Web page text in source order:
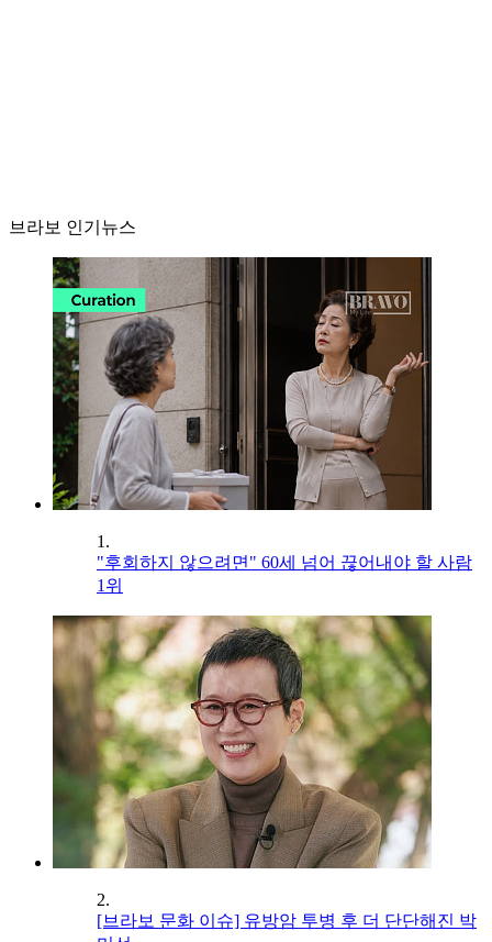
브라보 인기뉴스
1.
"후회하지 않으려면" 60세 넘어 끊어내야 할 사람
1위
2.
[브라보 문화 이슈] 유방암 투병 후 더 단단해진 박